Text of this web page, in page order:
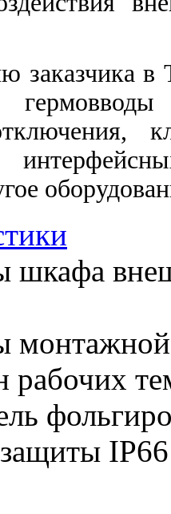
заказчика
шкафа
рабочих
IP66